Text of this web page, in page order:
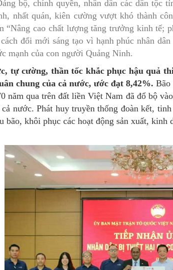
Nghiệp vụ Y
Nghiệp vụ Dược
Kế hoạch tài chính
Phòng Dân số và Phát triển
Phòng Bảo trợ xã hội và Trẻ em
Cơ quan, đơn vị trực thuộc
SƠ ĐỒ TỔ CHỨC BỘ MÁY
LỊCH SỬ Y TẾ QUẢNG NINH
QUY CHẾ LÀM VIỆC SỞ Y TẾ
Bảo
Phòng
Khám
Dược và
Phòng
Trang
Tổ chức
Giám
Nghiên
bộ, chính quyền, nhân dân các dân tộc
nhất quán, kiên cường vượt khó thành
“Nâng cao chất lượng tăng trưởng kinh tế;
đổi mới sáng tạo vì hạnh phúc nhân
mạnh của con người Quảng Ninh.
tự cường, thần tốc khắc phục hậu quả
chung của cả nước, ước đạt 8,42%.Bão
năm qua trên đất liền Việt Nam đã đổ bộ
nước. Phát huy truyền thống đoàn kết,
bão, khôi phục các hoạt động sản xuất,